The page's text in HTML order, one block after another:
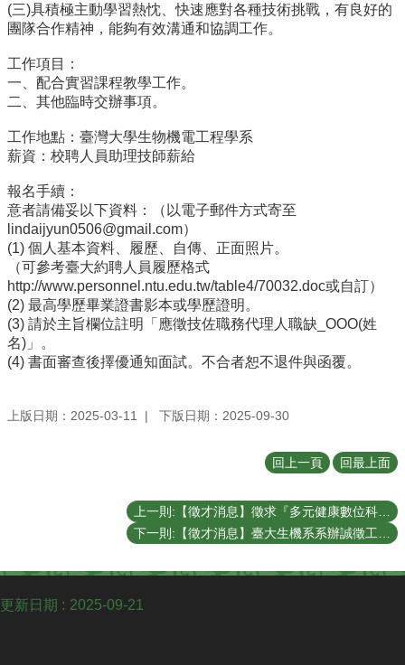
所
成
學
術
究
所
動
態
學
士
班
研
究
所
招
生
換
(三)具積極主動學習熱忱、快速應對各種技術挑戰，有良好的
團隊合作精神，能夠有效溝通和協調工作。
工作項目：
一、配合實習課程教學工作。
二、其他臨時交辦事項。
工作地點：臺灣大學生物機電工程學系
薪資：校聘人員助理技師薪給
報名手續：
意者請備妥以下資料：（以電子郵件方式寄至
lindaijyun0506@gmail.com）
(1) 個人基本資料、履歷、自傳、正面照片。
（可參考臺大約聘人員履歷格式
http://www.personnel.ntu.edu.tw/table4/70032.doc或自訂）
(2) 最高學歷畢業證書影本或學歷證明。
(3) 請於主旨欄位註明「應徵技佐職務代理人職缺_OOO(姓
名)」。
(4) 書面審查後擇優通知面試。不合者恕不退件與函覆。
上版日期：2025-03-11 下版日期：2025-09-30
回上一頁 回最上面
更新日期 2025-09-21